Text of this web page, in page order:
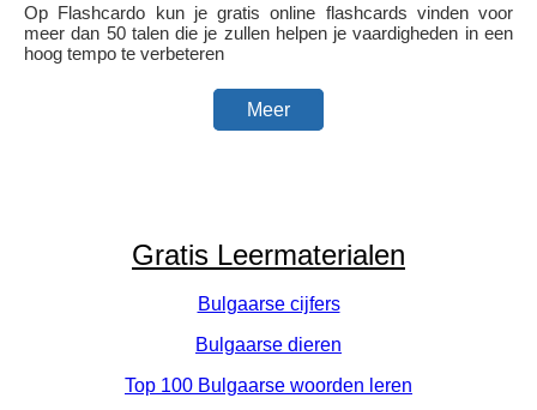
Op Flashcardo kun je gratis online flashcards vinden voor
meer dan 50 talen die je zullen helpen je vaardigheden in een
hoog tempo te verbeteren
Meer
Gratis Leermaterialen
Bulgaarse cijfers
Bulgaarse dieren
Top 100 Bulgaarse woorden leren